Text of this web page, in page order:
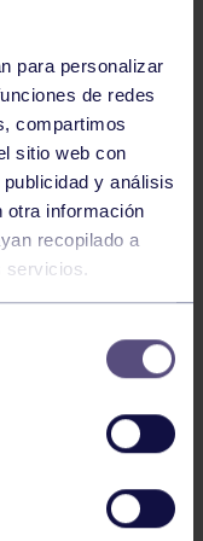
para personalizar
de redes
compartimos
sitio web con
y análisis
otra información
recopilado a
servicios.
AL